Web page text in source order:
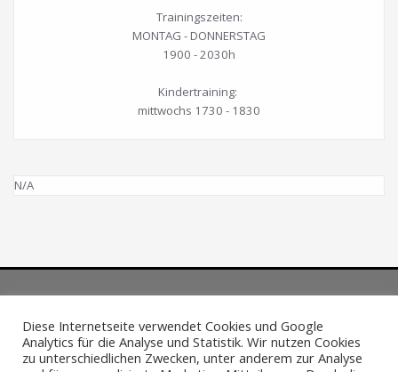
Trainingszeiten:
MONTAG - DONNERSTAG
1900 - 2030h
Kindertraining:
mittwochs 1730 - 1830
N/A
Impressum ·Datenschutzerklärung
Diese Internetseite verwendet Cookies und Google
Analytics für die Analyse und Statistik. Wir nutzen Cookies
zu unterschiedlichen Zwecken, unter anderem zur Analyse